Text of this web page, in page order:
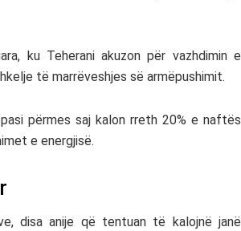
ku Teherani akuzon për vazhdimin e
të marrëveshjes së armëpushimit.
përmes saj kalon rreth 20% e naftës
e energjisë.
disa anije që tentuan të kalojnë janë